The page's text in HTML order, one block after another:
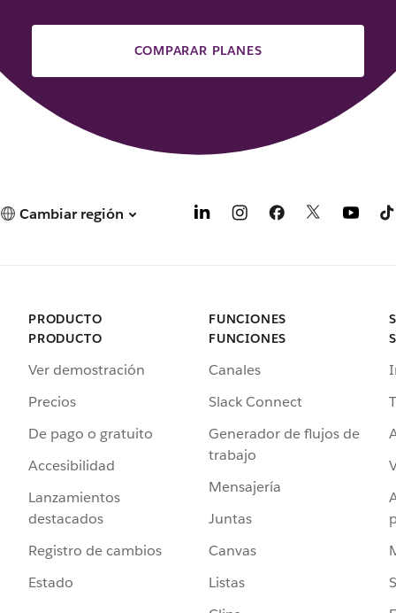
COMPARAR PLANES
Cambiar región
PRODUCTO
PRODUCTO
Ver demostración
Precios
De pago o gratuito
Accesibilidad
Lanzamientos
destacados
Registro de cambios
Estado
FUNCIONES
FUNCIONES
Canales
Slack Connect
Generador de flujos de
trabajo
Mensajería
Juntas
Canvas
Listas